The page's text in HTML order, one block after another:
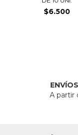
$6.500
A partir